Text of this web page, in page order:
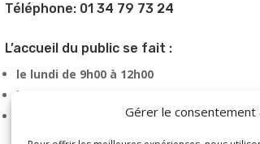
Gérer le consentement
Téléphone: 01 34 79 73 24
L’accueil du public se fait :
le lundi de 9h00 à 12h00
le jeudi de 13h00 à 16h00
le samedi de 9h00 à 12h00